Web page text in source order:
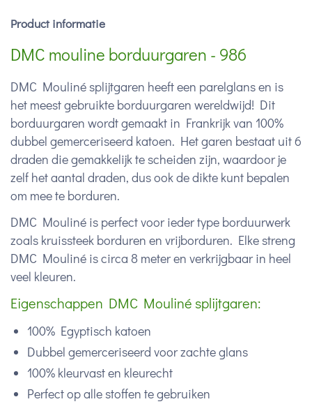
Product informatie
DMC mouline borduurgaren - 986
DMC Mouliné splijtgaren heeft een parelglans en is
het meest gebruikte borduurgaren wereldwijd! Dit
borduurgaren wordt gemaakt in Frankrijk van 100%
dubbel gemerceriseerd katoen. Het garen bestaat uit 6
draden die gemakkelijk te scheiden zijn, waardoor je
zelf het aantal draden, dus ook de dikte kunt bepalen
om mee te borduren.
DMC Mouliné is perfect voor ieder type borduurwerk
zoals kruissteek borduren en vrijborduren. Elke streng
DMC Mouliné is circa 8 meter en verkrijgbaar in heel
veel kleuren.
Eigenschappen DMC Mouliné splijtgaren:
100% Egyptisch katoen
Dubbel gemerceriseerd voor zachte glans
100% kleurvast en kleurecht
Perfect op alle stoffen te gebruiken